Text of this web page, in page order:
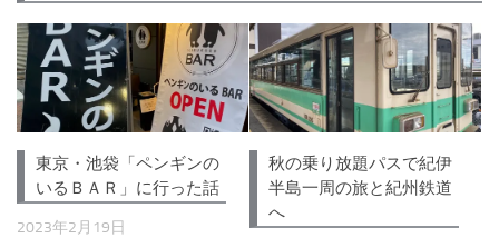
東京・池袋「ペンギンの
いるＢＡＲ」に行った話
2023年2月19日
秋の乗り放題パスで紀伊
半島一周の旅と紀州鉄道
へ